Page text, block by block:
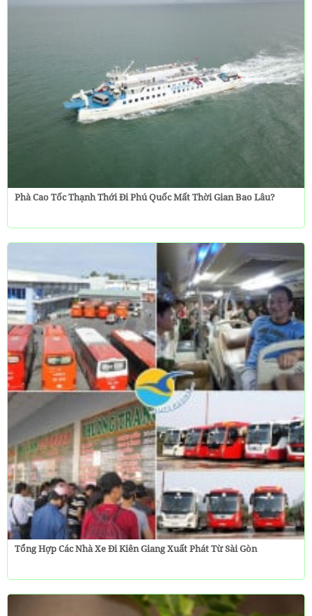
Phà Cao Tốc Thạnh Thới Đi Phú Quốc Mất Thời Gian Bao Lâu?
Tổng Hợp Các Nhà Xe Đi Kiên Giang Xuất Phát Từ Sài Gòn